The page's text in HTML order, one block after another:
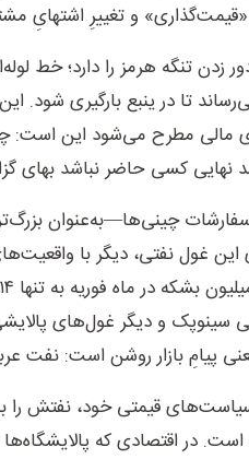
و تغییرِ اشتهایِ
زدن تنگه هرمز را دارد؛ خط
تا در ینبع بارگیری شود.
مالی مطرح می‌شود این است:
نهایی کسی حاضر نباشد بهای
چینی‌ها—به‌عنوان
غول نفتی، دیگر با
و دیگر غول‌های
پیامِ بازار روشن است: نفت
قیمتی خود، نفتش را
است. در اقتصادی که